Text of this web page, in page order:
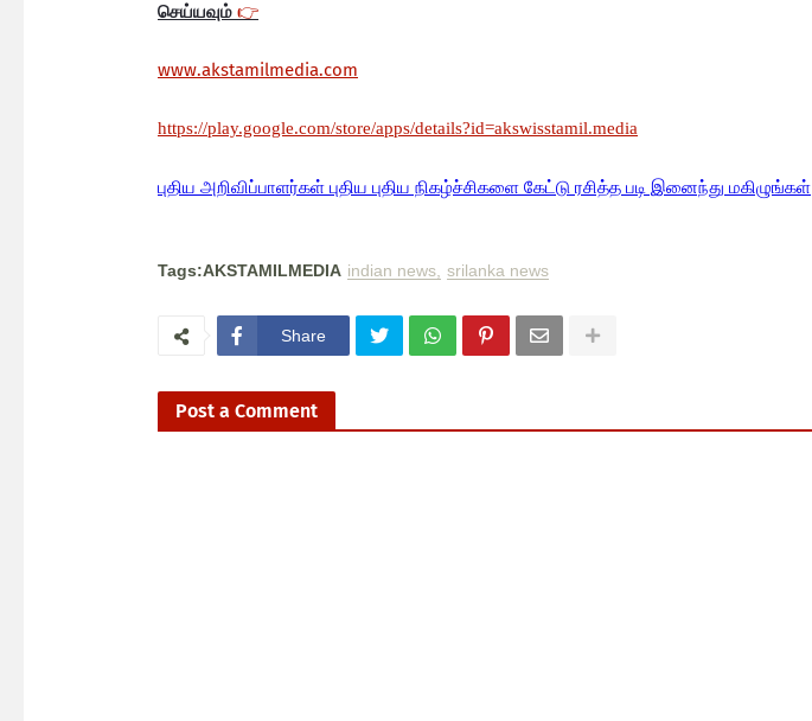
செய்யவும் 👉
www.akstamilmedia.com
https://play.google.com/store/apps/details?id=akswisstamil.media
புதிய அறிவிப்பாளர்கள் புதிய புதிய நிகழ்ச்சிகளை கேட்டு ரசித்த படி இனைந்து மகிழுங்கள்
Tags:AKSTAMILMEDIA indian news srilanka news
Share
Post a Comment